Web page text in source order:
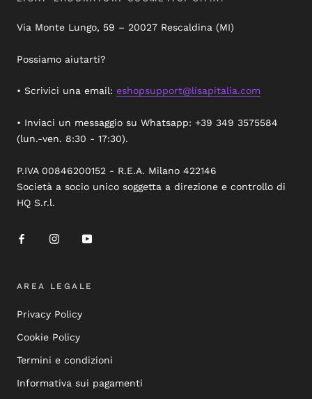
Via Monte Lungo, 59 – 20027 Rescaldina (MI)
Possiamo aiutarti?
• Scrivici una email: eshopsupport@lisapitalia.com
• Inviaci un messaggio su Whatsapp: +39 349 3575584
(lun.-ven. 8:30 - 17:30).
P.IVA 00846200152 - R.E.A. Milano 422146
Società a socio unico soggetta a direzione e controllo di
HQ S.r.l.
AREA LEGALE
Privacy Policy
Cookie Policy
Termini e condizioni
Informativa sui pagamenti